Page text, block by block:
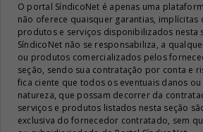
O portal SíndicoNet é apenas uma
não oferece quaisquer garantias, implícitas
produtos e serviços disponibilizados nesta
SíndicoNet não se responsabiliza, a
ou produtos comercializados pelos
seção, sendo sua contratação por conta e
fica ciente que todos os eventuais danos
natureza, que possam decorrer da
serviços e produtos listados nesta seção
exclusiva do fornecedor contratado, sem